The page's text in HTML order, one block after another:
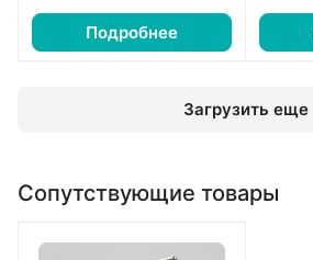
Подробнее
Загрузить еще
Сопутствующие товары